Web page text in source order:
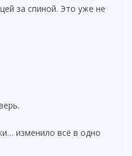
за спиной. Это уже не
изменило всё в одно